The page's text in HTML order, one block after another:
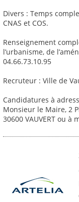
Divers : Temps
CNAS et COS.
Renseignement
l’urbanisme, de
04.66.73.10.95
Recruteur : Ville de
Candidatures à
Monsieur le Maire, 2
30600 VAUVERT ou à